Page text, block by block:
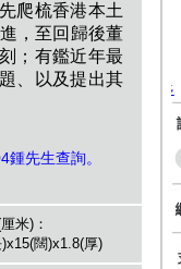
爬梳香港本土
，至回歸後董
；有鑑近年最
、以及提出其
先生查詢。
米)：
闊)x1.8(厚)